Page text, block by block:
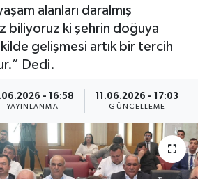
alanları daralmış
biliyoruz ki şehrin doğuya
gelişmesi artık bir tercih
Dedi.
- 16:58
YAYINLANMA
11.06.2026 - 17:03
GÜNCELLEME